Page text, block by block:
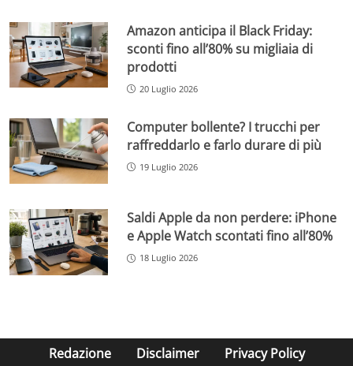
Amazon anticipa il Black Friday:
sconti fino all’80% su migliaia di
prodotti
20 Luglio 2026
Computer bollente? I trucchi per
raffreddarlo e farlo durare di più
19 Luglio 2026
Saldi Apple da non perdere: iPhone
e Apple Watch scontati fino all’80%
18 Luglio 2026
Redazione Disclaimer Privacy Policy